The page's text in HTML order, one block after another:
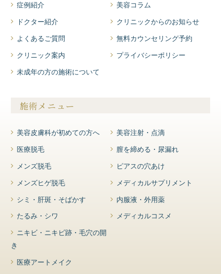
症例紹介
ドクター紹介
よくあるご質問
クリニック案内
未成年の方の施術について
美容コラム
クリニックからのお知らせ
無料カウンセリング予約
プライバシーポリシー
施術メニュー
美容皮膚科が初めての方へ
医療脱毛
メンズ脱毛
メンズヒゲ脱毛
シミ・肝斑・そばかす
たるみ・シワ
ニキビ・ニキビ跡・毛穴の開
き
医療アートメイク
美容注射・点滴
膣を締める・尿漏れ
ピアスの穴あけ
メディカルサプリメント
内服液・外用薬
メディカルコスメ